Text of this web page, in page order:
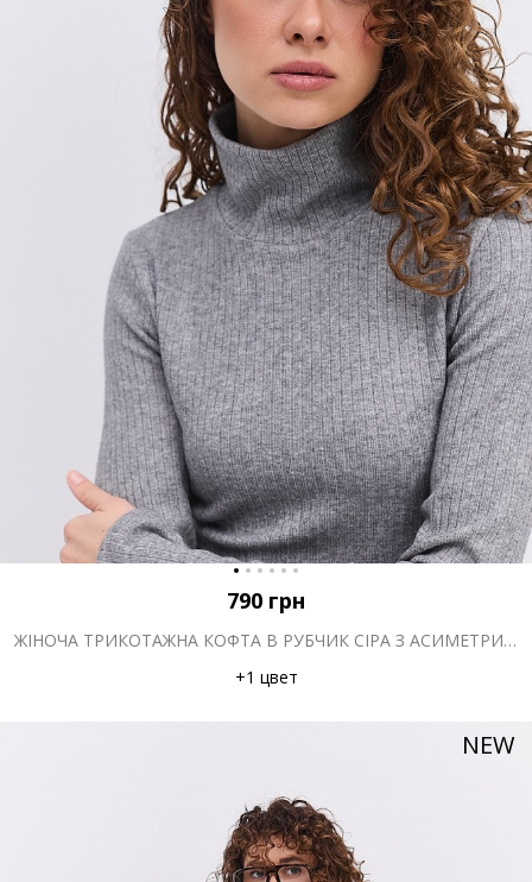
790 грн
ЖІНОЧА ТРИКОТАЖНА КОФТА В РУБЧИК СІРА З АСИМЕТРИЧНИМ НИЗОМ
+1 цвет
NEW